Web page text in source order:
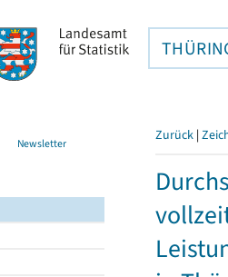
Newsletter Zurück |